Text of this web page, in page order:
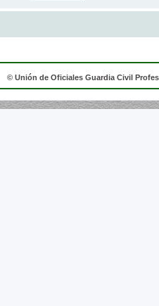
© Unión de Oficiales Guardia Civil